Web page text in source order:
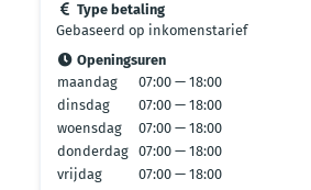
Type betaling
Gebaseerd op inkomenstarief
Openingsuren
maandag
07:00 — 18:00
dinsdag
07:00 — 18:00
woensdag
07:00 — 18:00
donderdag 07:00 — 18:00
vrijdag
07:00 — 18:00